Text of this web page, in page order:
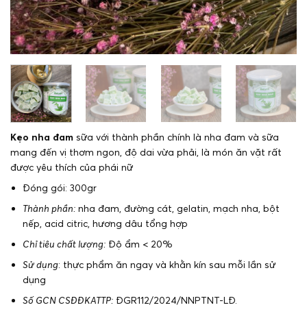
Kẹo nha đam sữa với thành phần chính là nha đam và sữa
mang đến vị thơm ngon, độ dai vừa phải, là món ăn vặt rất
được yêu thích của phái nữ
Đóng gói: 300gr
Thành phần: nha đam, đường cát, gelatin, mạch nha, bột
nếp, acid citric, hương dâu tổng hợp
Chỉ tiêu chất lượng: Độ ẩm < 20%
Sử dụng: thực phẩm ăn ngay và khằn kín sau mỗi lần sử
dụng
Số GCN CSĐĐKATTP: ĐGR112/2024/NNPTNT-LĐ.